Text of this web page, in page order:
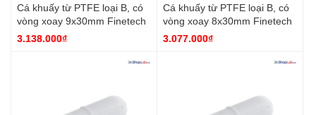
Cá khuấy từ PTFE loại B, có
vòng xoay 9x30mm Finetech
3.138.000₫
Cá khuấy từ PTFE loại B, có
vòng xoay 8x30mm Finetech
3.077.000₫